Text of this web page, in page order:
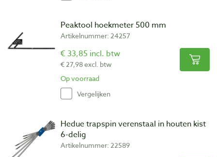
Peaktool hoekmeter 500 mm
Artikelnummer: 24257
€ 33,85 incl. btw
€ 27,98 excl. btw
Op voorraad
Vergelijken
Hedue trapspin verenstaal in houten kist
6-delig
Artikelnummer: 22589